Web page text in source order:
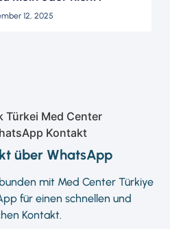
12, 2025
über WhatsApp
mit Med Center Türkiye
für einen schnellen und
Kontakt.